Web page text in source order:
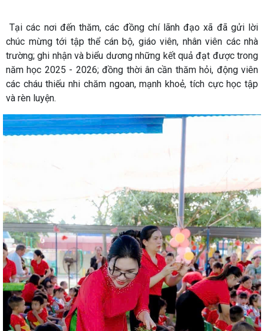
Tại các nơi đến thăm, các đồng chí lãnh đạo xã đã gửi lời
chúc mừng tới tập thể cán bộ, giáo viên, nhân viên các nhà
trường; ghi nhận và biểu dương những kết quả đạt được trong
năm học 2025 - 2026; đồng thời ân cần thăm hỏi, động viên
các cháu thiếu nhi chăm ngoan, mạnh khoẻ, tích cực học tập
và rèn luyện.